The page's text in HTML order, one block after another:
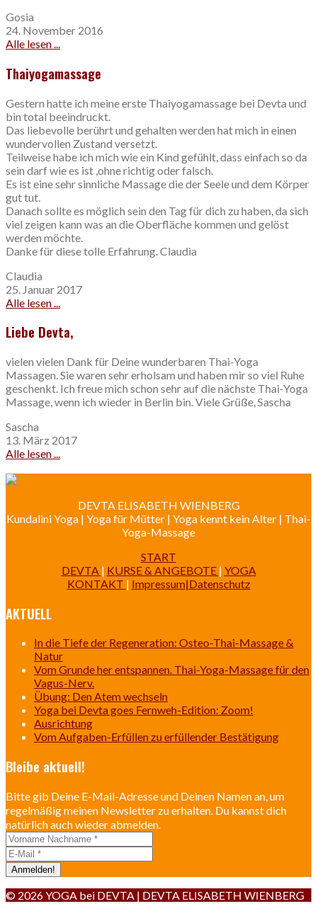
Gosia
24. November 2016
Alle lesen ...
Thaiyogamassage
Gestern hatte ich meine erste Thaiyogamassage bei Devta und
bin total beeindruckt.
Das liebevolle berührt und gehalten werden hat mich in einen
wundervollen Zustand versetzt.
Teilweise habe ich mich wie ein Kind gefühlt, dass einfach so da
sein darf wie es ist ,ohne richtig oder falsch.
Es ist eine sehr sinnliche Massage die der Seele und dem Körper
gut tut.
Danach sollte es möglich sein den Tag für dich zu haben, da sich
viel zeigen kann was an die Oberfläche kommen und gelöst
werden möchte.
Danke für diese tolle Erfahrung. Claudia
Claudia
25. Januar 2017
Alle lesen ...
Liebe Devta,
vielen vielen Dank für Deine wunderbaren Thai-Yoga
Massagen. Sie waren sehr erholsam und haben mir so viel Ruhe
geschenkt. Ich freue mich schon sehr auf die nächste Thai-Yoga
Massage, wenn ich wieder in Berlin bin. Viele Grüße, Sascha
Sascha
13. März 2017
Alle lesen ...
DEVTA ELISABETH WIENBERG
Kundalini Yoga | Yoga für Mütter | Yoga kennt kein Alter | Thai-
Yoga-Massage
START
DEVTA | KURSE & ANGEBOTE | YOGA
KONTAKT | Impressum|Datenschutz
AKTUELL
In die Tiefe der Regeneration: Osteo-Thai-Massage &
Natur
Vom Grunde her entspannen. Thai-Yoga-Massage für den
Vagus-Nerv.
Übung: Den Atem wechseln
Yoga bei Devta goes Fernweh-Edition: Zoom!
Ausrichtung
Vom Aufgaben-Erfüllen zu erfüllender Bestätigung
Bleibe aktuell!
Bitte gib Deine E-Mail-Adresse und Deinen Namen an, um
regelmäßig meinen Newsletter zu erhalten. Du kannst dich
natürlich auch wieder abmelden.
© 2026 YOGA bei DEVTA | DEVTA ELISABETH WIENBERG